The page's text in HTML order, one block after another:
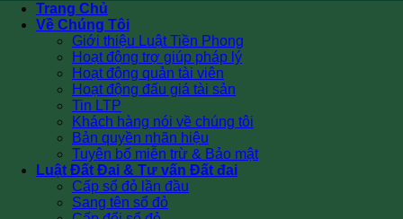
Trang Chủ
Về Chúng Tôi
Giới thiệu Luật Tiền Phong
Hoạt động trợ giúp pháp lý
Hoạt động quản tài viên
Hoạt động đấu giá tài sản
Tin LTP
Khách hàng nói về chúng tôi
Bản quyền nhãn hiệu
Tuyên bố miễn trừ & Bảo mật
Luật Đất Đai & Tư vấn Đất đai
Cấp sổ đỏ lần đầu
Sang tên sổ đỏ